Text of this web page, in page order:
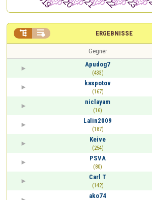
ERGEBNISSE
 
Gegner
Apudog7
(433)
kaspotov
(167)
niclayam
(16)
Lalin2009
(187)
Keive
(254)
PSVA
(80)
Carl T
(142)
ako74